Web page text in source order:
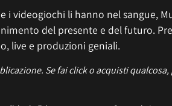
i videogiochi li hanno nel sangue,
del presente e del futuro.
live e produzioni geniali.
Se fai click o acquisti